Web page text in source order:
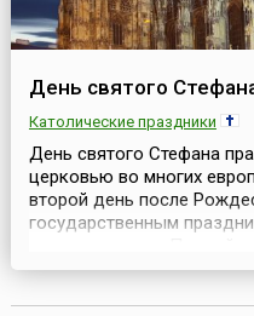
День святого
Католические праздники
День святого Стефана
церковью во многих
второй день после
государственным
архидиакон Стефан (St.